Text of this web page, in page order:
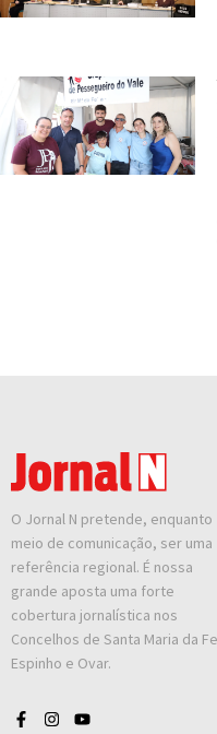
O Jornal N pretende, enquanto
meio de comunicação, ser uma
referência regional. É nossa
grande aposta uma forte
cobertura jornalística nos
Concelhos de Santa Maria da
Espinho e Ovar.